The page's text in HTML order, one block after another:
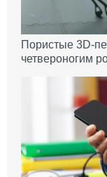
Пористые 3D-
четвероногим